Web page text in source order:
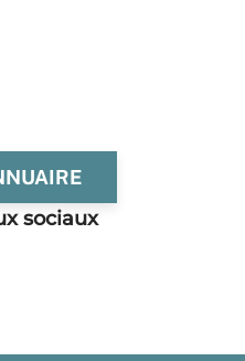
sociaux